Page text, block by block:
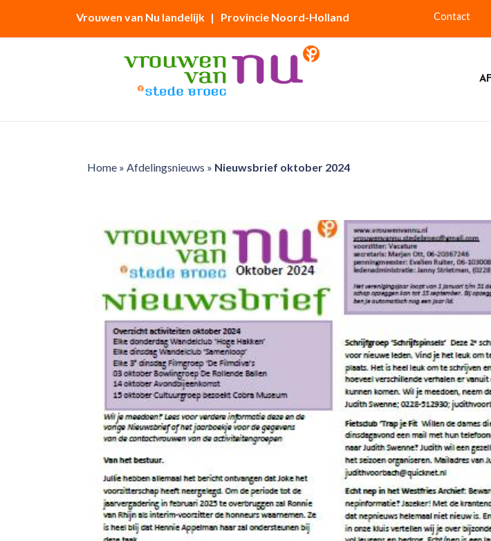
Vrouwen van Nu landelijk | Provincie Noord-Holland Contact
Home» Afdelingsnieuws » Nieuwsbrief oktober 2024